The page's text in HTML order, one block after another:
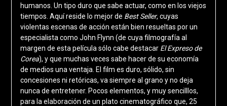
humanos. Un tipo duro que sabe actuar, como en los viejos
tiempos. Aquí reside lo mejor de Best Seller, cuyas
violentas escenas de acción están bien resueltas por un
especialista como John Flynn (de cuya filmografía al
margen de esta película sólo cabe destacar El Expreso de
Corea), y que muchas veces sabe hacer de su economía
de medios una ventaja. El film es duro, sólido, sin
concesiones ni retóricas, va siempre al grano y no deja
nunca de entretener. Pocos elementos, y muy sencilllos,
para la elaboración de un plato cinematográfico que, 25